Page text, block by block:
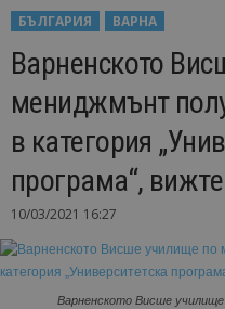
БЪЛГАРИЯ
ВАРНА
Варненското
мениджмънт
в категория
програма“,
10/03/2021 16:27
Варненското Висше